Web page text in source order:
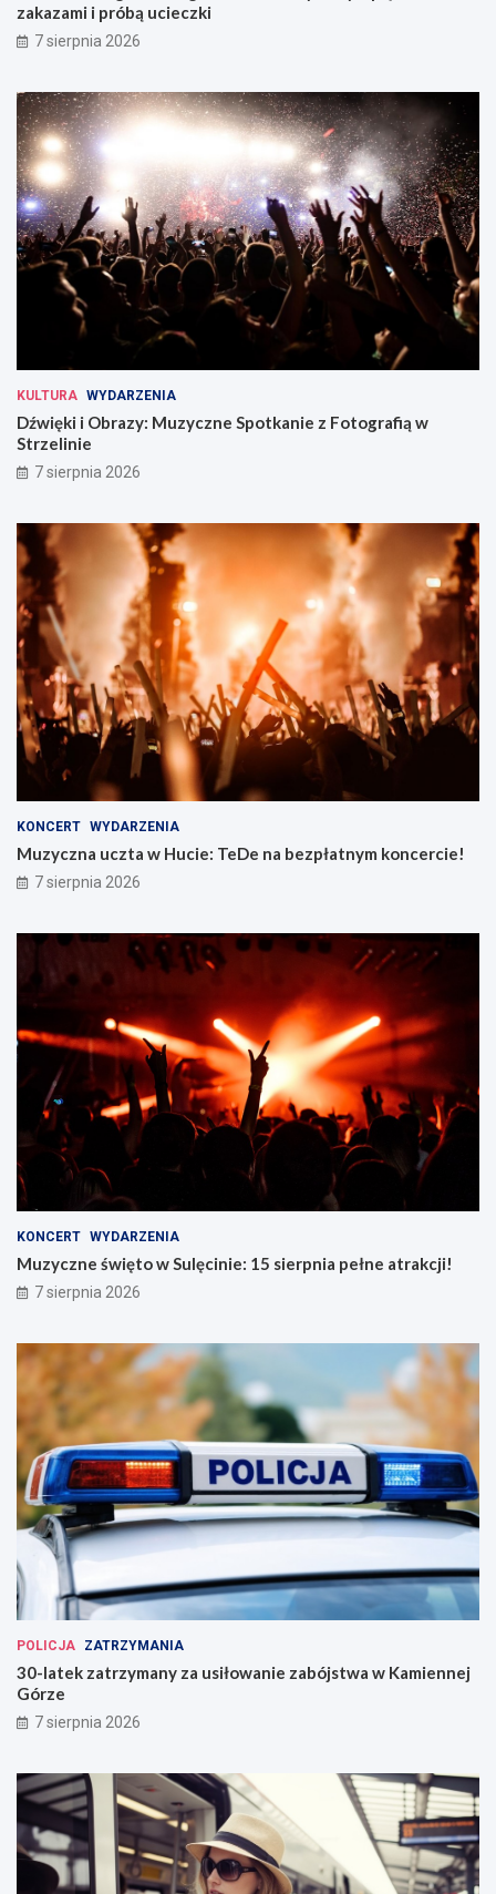
zakazami i próbą ucieczki
7 sierpnia 2026
KULTURA WYDARZENIA
Dźwięki i Obrazy: Muzyczne Spotkanie z Fotografią w
Strzelinie
7 sierpnia 2026
KONCERT WYDARZENIA
Muzyczna uczta w Hucie: TeDe na bezpłatnym koncercie!
7 sierpnia 2026
KONCERT WYDARZENIA
Muzyczne święto w Sulęcinie: 15 sierpnia pełne atrakcji!
7 sierpnia 2026
POLICJA ZATRZYMANIA
30-latek zatrzymany za usiłowanie zabójstwa w Kamiennej
Górze
7 sierpnia 2026